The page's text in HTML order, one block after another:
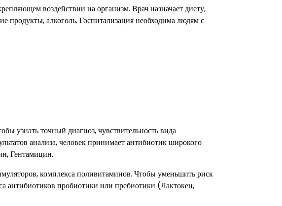
воздействии на организм. Врач назначает диету,
алкоголь. Госпитализация необходима людям с
узнать точный диагноз, чувствительность вида
анализа, человек принимает антибиотик широкого
Гентамицин.
комплекса поливитаминов. Чтобы уменьшить риск
антибиотиков пробиотики или пребиотики (Лактокен,